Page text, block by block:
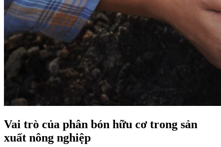
Vai trò của phân bón hữu cơ trong sản
xuất nông nghiệp